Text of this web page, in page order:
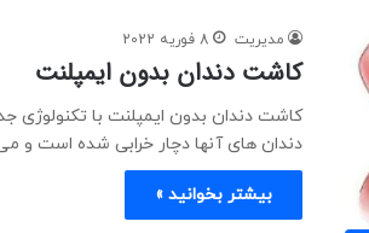
مدیریت 8 فوریه 2022
کاشت دندان بدون ایمپلنت
کاشت دندان بدون ایمپلنت با تکنولوژی
دندان های آنها دچار خرابی شده است و
بیشتر بخوانید »